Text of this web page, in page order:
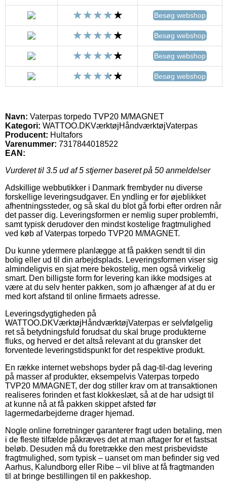
Besøg webshop
Besøg webshop
Besøg webshop
Besøg webshop
Navn: Vaterpas torpedo TVP20 M/MAGNET
Kategori: WATTOO.DKVærktøjHåndværktøjVaterpas
Producent: Hultafors
Varenummer: 7317844018522
EAN:
Vurderet til 3.5 ud af 5 stjerner baseret på 50 anmeldelser
Adskillige webbutikker i Danmark frembyder nu diverse
forskellige leveringsudgaver. En yndling er for øjeblikket
afhentningssteder, og så skal du blot gå forbi efter ordren når
det passer dig. Leveringsformen er nemlig super problemfri,
samt typisk derudover den mindst kostelige fragtmulighed
ved køb af Vaterpas torpedo TVP20 M/MAGNET.
Du kunne ydermere planlægge at få pakken sendt til din
bolig eller ud til din arbejdsplads. Leveringsformen viser sig
almindeligvis en sjat mere bekostelig, men også virkelig
smart. Den billigste form for levering kan ikke modsiges at
være at du selv henter pakken, som jo afhænger af at du er
med kort afstand til online firmaets adresse.
Leveringsdygtigheden på
WATTOO.DKVærktøjHåndværktøjVaterpas er selvfølgelig
ret så betydningsfuld forudsat du skal bruge produkterne
fluks, og herved er det altså relevant at du gransker det
forventede leveringstidspunkt for det respektive produkt.
En række internet webshops byder på dag-til-dag levering
på masser af produkter, eksempelvis Vaterpas torpedo
TVP20 M/MAGNET, der dog stiller krav om at transaktionen
realiseres forinden et fast klokkeslæt, så at de har udsigt til
at kunne nå at få pakken skippet afsted før
lagermedarbejderne drager hjemad.
Nogle online forretninger garanterer fragt uden betaling, men
i de fleste tilfælde påkræves det at man aftager for et fastsat
beløb. Desuden må du foretrække den mest prisbevidste
fragtmulighed, som typisk – uanset om man befinder sig ved
Aarhus, Kalundborg eller Ribe – vil blive at få fragtmanden
til at bringe bestillingen til en pakkeshop.